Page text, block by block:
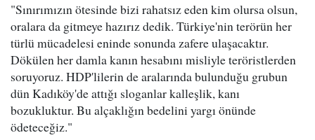
"Sınırımızın ötesinde bizi rahatsız eden kim olursa olsun,
oralara da gitmeye hazırız dedik. Türkiye'nin terörün her
türlü mücadelesi eninde sonunda zafere ulaşacaktır.
Dökülen her damla kanın hesabını misliyle teröristlerden
soruyoruz. HDP'lilerin de aralarında bulunduğu grubun
dün Kadıköy'de attığı sloganlar kalleşlik, kanı
bozukluktur. Bu alçaklığın bedelini yargı önünde
ödeteceğiz."